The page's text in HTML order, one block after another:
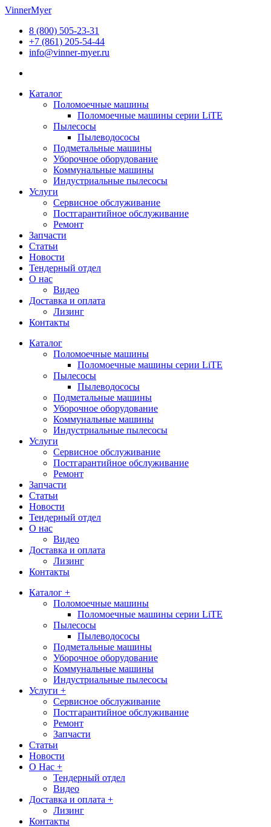
Перейти
содержимому
VinnerMyer
8 (800) 505-23-31
+7 (861) 205-54-44
info@vinner-myer.ru
Каталог
Поломоечные машины
Поломоечные машины серии LiTE
Пылесосы
Пылеводососы
Подметальные машины
Уборочное оборудование
Коммунальные машины
Индустриальные пылесосы
Услуги
Сервисное обслуживание
Постгарантийное обслуживание
Ремонт
Запчасти
Статьи
Новости
Тендерный отдел
О нас
Видео
Доставка и оплата
Лизинг
Контакты
Каталог
Поломоечные машины
Поломоечные машины серии LiTE
Пылесосы
Пылеводососы
Подметальные машины
Уборочное оборудование
Коммунальные машины
Индустриальные пылесосы
Услуги
Сервисное обслуживание
Постгарантийное обслуживание
Ремонт
Запчасти
Статьи
Новости
Тендерный отдел
О нас
Видео
Доставка и оплата
Лизинг
Контакты
Каталог +
Поломоечные машины
Поломоечные машины серии LiTE
Пылесосы
Пылеводососы
Подметальные машины
Уборочное оборудование
Коммунальные машины
Индустриальные пылесосы
Услуги +
Сервисное обслуживание
Постгарантийное обслуживание
Ремонт
Запчасти
Статьи
Новости
О Нас +
Тендерный отдел
Видео
Доставка и оплата +
Лизинг
Контакты